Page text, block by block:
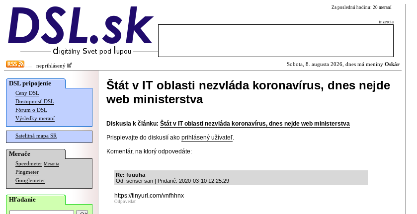
Za poslednú hodinu: 20 meraní
inzercia
neprihlásený Sobota, 8. augusta 2026, dnes má meniny Oskár
DSL pripojenie
Ceny DSL
Dostupnosť DSL
Fórum o DSL
Výsledky meraní
Satelitná mapa SR
Merače
Speedmeter Merania
Pingmeter
Googlemeter
Hľadanie
Štát v IT oblasti nezvláda koronavírus, dnes nejde
web ministerstva
Diskusia k článku: Štát v IT oblasti nezvláda koronavírus, dnes nejde web ministerstva
Prispievajte do diskusií ako prihlásený užívateľ.
Komentár, na ktorý odpovedáte:
Re: fuuuha
Od: sensei-san | Pridané: 2020-03-10 12:25:29
https://tinyurl.com/vnfhhnx
Odpovedať